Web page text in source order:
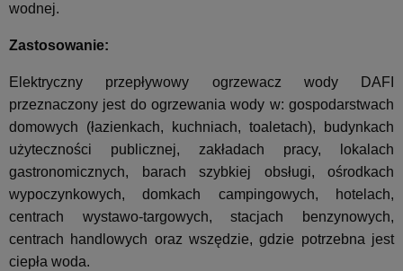
wodnej.
Zastosowanie:
Elektryczny przepływowy ogrzewacz wody DAFI
przeznaczony jest do ogrzewania wody w: gospodarstwach
domowych (łazienkach, kuchniach, toaletach), budynkach
użyteczności publicznej, zakładach pracy, lokalach
gastronomicznych, barach szybkiej obsługi, ośrodkach
wypoczynkowych, domkach campingowych, hotelach,
centrach wystawo-targowych, stacjach benzynowych,
centrach handlowych oraz wszędzie, gdzie potrzebna jest
ciepła woda.